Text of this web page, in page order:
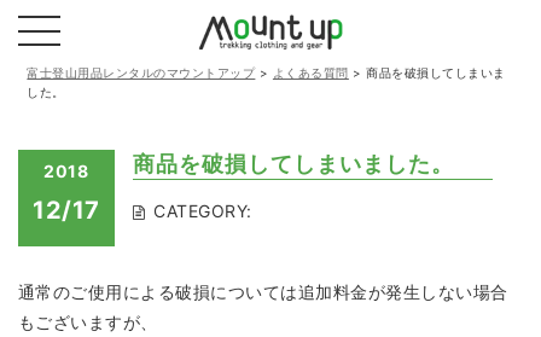
富士登山用品レンタルのマウントアップ> よくある質問 >商品を破損してしまいま
した。
2018
12/17
商品を破損してしまいました。
CATEGORY:
通常のご使用による破損については追加料金が発生しない場合
もございますが、